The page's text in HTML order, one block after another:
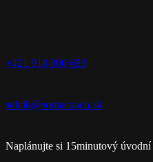
+421 918 800 693
sefcik@somacoach.sk
Naplánujte si 15minutový